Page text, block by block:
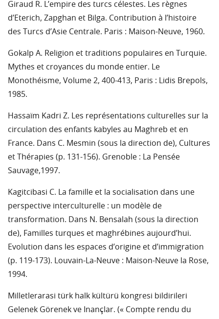
Giraud R. L’empire des turcs célestes. Les règnes
d’Eterich, Zapghan et Bilga. Contribution à l’histoire
des Turcs d’Asie Centrale. Paris : Maison-Neuve, 1960.
Gokalp A. Religion et traditions populaires en Turquie.
Mythes et croyances du monde entier. Le
Monothéisme, Volume 2, 400-413, Paris : Lidis Brepols,
1985.
Hassaïm Kadri Z. Les représentations culturelles sur la
circulation des enfants kabyles au Maghreb et en
France. Dans C. Mesmin (sous la direction de), Cultures
et Thérapies (p. 131-156). Grenoble : La Pensée
Sauvage,1997.
Kagitcibasi C. La famille et la socialisation dans une
perspective interculturelle : un modèle de
transformation. Dans N. Bensalah (sous la direction
de), Familles turques et maghrébines aujourd’hui.
Evolution dans les espaces d’origine et d’immigration
(p. 119-173). Louvain-La-Neuve : Maison-Neuve la Rose,
1994.
Milletlerarasi türk halk kültürü kongresi bildirileri
Gelenek Görenek ve Inançlar. (« Compte rendu du